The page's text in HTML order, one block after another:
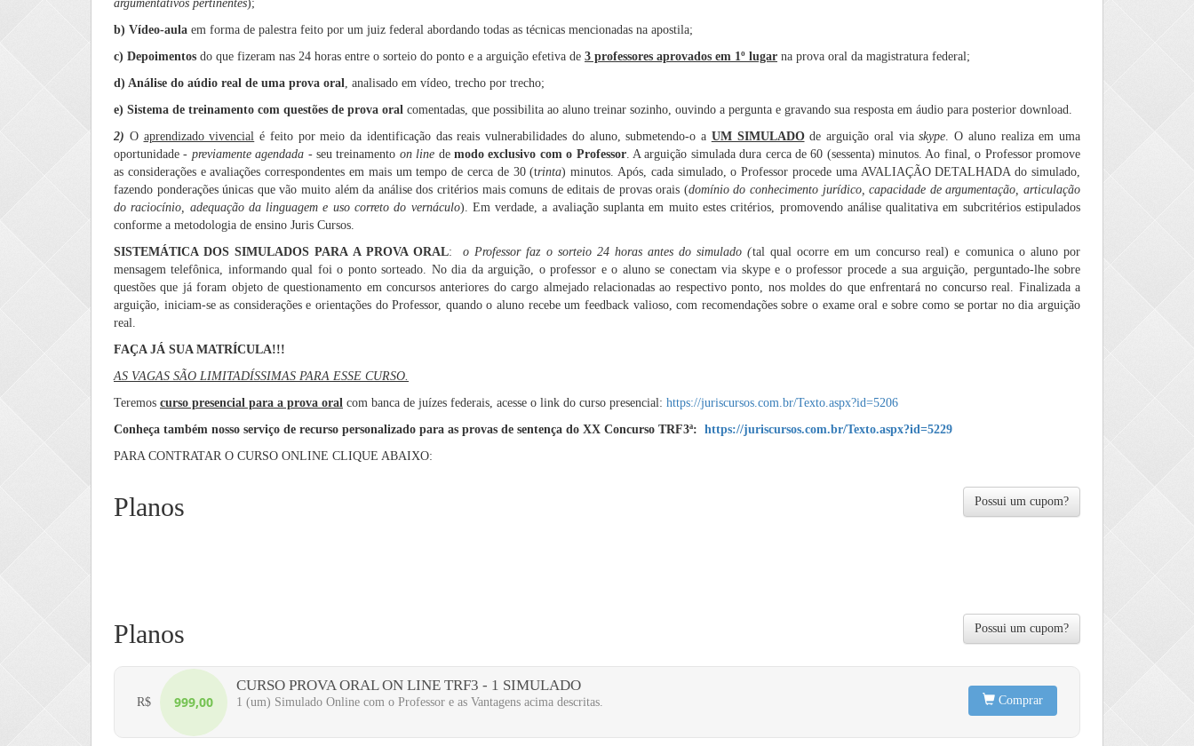
argumentativos pertinentes);
b) Vídeo-aula em forma de palestra feito por um juiz federal abordando todas as técnicas mencionadas na apostila;
c) Depoimentos do que fizeram nas 24 horas entre o sorteio do ponto e a arguição efetiva de 3 professores aprovados em 1º lugar na prova oral da magistratura federal;
d) Análise do aúdio real de uma prova oral, analisado em vídeo, trecho por trecho;
e) Sistema de treinamento com questões de prova oral comentadas, que possibilita ao aluno treinar sozinho, ouvindo a pergunta e gravando sua resposta em áudio para posterior download.
2) O aprendizado vivencial é feito por meio da identificação das reais vulnerabilidades do aluno, submetendo-o a UM SIMULADOde arguição oral viaskype. O aluno realiza em uma
oportunidade - previamente agendada - seu treinamento on line de modo exclusivo com o Professor. A arguição simulada dura cerca de 60 (sessenta) minutos. Ao final, o Professor promove
as considerações e avaliações correspondentes em mais um tempo de cerca de 30 (trinta) minutos. Após, cada simulado, o Professor procede uma AVALIAÇÃO DETALHADA do simulado,
fazendo ponderações únicas que vão muito além da análise dos critérios mais comuns de editais de provas orais (domínio do conhecimento jurídico, capacidade de argumentação, articulação
do raciocínio, adequação da linguagem e uso correto do vernáculo). Em verdade, a avaliação suplanta em muito estes critérios, promovendo análise qualitativa em subcritérios estipulados
conforme a metodologia de ensino Juris Cursos.
SISTEMÁTICA DOS SIMULADOS PARA A PROVA ORAL:o Professor faz o sorteio 24 horas antes do simulado (tal qual ocorre em um concurso real) e comunica o aluno por
mensagem telefônica, informando qual foi o ponto sorteado. No dia da arguição, o professor e o aluno se conectam via skype e o professor procede a sua arguição, perguntado-lhe sobre
questões que já foram objeto de questionamento em concursos anteriores do cargo almejado relacionadas ao respectivo ponto, nos moldes do que enfrentará no concurso real. Finalizada a
arguição, iniciam-se as considerações e orientações do Professor, quando o aluno recebe um feedback valioso, com recomendações sobre o exame oral e sobre como se portar no dia arguição
real.
FAÇA JÁ SUA MATRÍCULA!!!
AS VAGAS SÃO LIMITADÍSSIMAS PARA ESSE CURSO.
Teremos curso presencial para a prova oral com banca de juízes federais, acesse o link do curso presencial: https://juriscursos.com.br/Texto.aspx?id=5206
Conheça também nosso serviço de recurso personalizado para as provas de sentença do XX Concurso TRF3ª: https://juriscursos.com.br/Texto.aspx?id=5229
PARA CONTRATAR O CURSO ONLINE CLIQUE ABAIXO:
Planos Possui um cupom?
Planos Possui um cupom?
R$ 999,00 Comprar
CURSO PROVA ORAL ON LINE TRF3 - 1 SIMULADO
1 (um) Simulado Online com o Professor e as Vantagens acima descritas.